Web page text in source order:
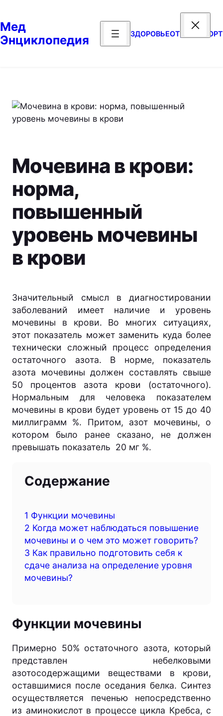
содержимому
Мед
Энциклопедия
ЗДОРОВЬЕОТДЫХ СПОРТ
Мочевина в крови:
норма,
повышенный
уровень мочевины
в крови
Значительный смысл в диагностировании
заболеваний имеет наличие и уровень
мочевины в крови. Во многих ситуациях,
этот показатель может заменить куда более
технически сложный процесс определения
остаточного азота. В норме, показатель
азота мочевины должен составлять свыше
50 процентов азота крови (остаточного).
Нормальным для человека показателем
мочевины в крови будет уровень от 15 до 40
миллиграмм %. Притом, азот мочевины, о
котором было ранее сказано, не должен
превышать показатель 20 мг %.
Содержание
1 Функции мочевины
2 Когда может наблюдаться повышение
мочевины и о чем это может говорить?
3 Как правильно подготовить себя к
сдаче анализа на определение уровня
мочевины?
Функции мочевины
Примерно 50% остаточного азота, который
представлен небелковыми
азотосодержащими веществами в крови,
оставшимися после оседания белка. Синтез
осуществляется печенью непосредственно
из аминокислот в процессе цикла Кребса, с